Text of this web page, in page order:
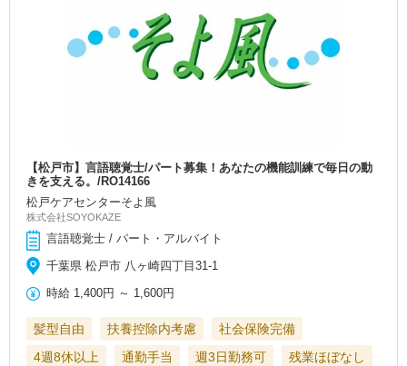
【松戸市】言語聴覚士/パート募集！あなたの機能訓練で毎日の動
きを支える。/RO14166
松戸ケアセンターそよ風
株式会社SOYOKAZE
言語聴覚士 / パート・アルバイト
千葉県 松戸市 八ヶ崎四丁目31-1
時給 1,400円 ～ 1,600円
髪型自由 扶養控除内考慮
社会保険完備
4週8休以上
通勤手当 週3日勤務可 残業ほぼなし